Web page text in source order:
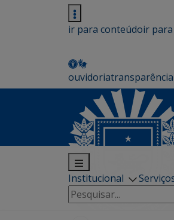
ir para conteúdoir
ouvidoriatransparência
Institucional
Pesquisar
por: